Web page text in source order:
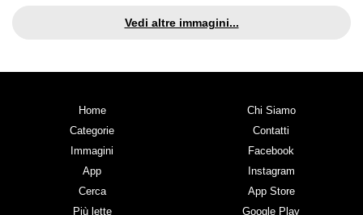
Vedi altre immagini...
Home
Categorie
Immagini
App
Cerca
Più lette
Chi Siamo
Contatti
Facebook
Instagram
App Store
Google Play